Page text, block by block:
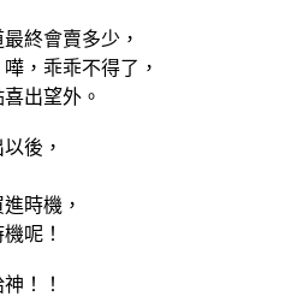
終會賣多少，
，乖乖不得了，
出望外。
後，
時機，
呢！
！！